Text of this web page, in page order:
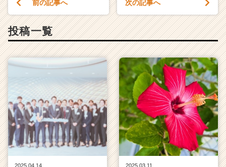
前の記事へ 次の記事へ
投稿一覧
2025.04.14 2025.03.11